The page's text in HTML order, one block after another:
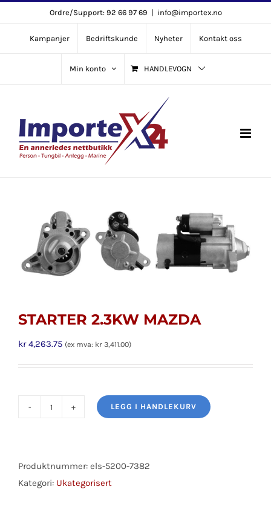
content
Ordre/Support: 92 66 97 69 | info@importex.no
Kampanjer Bedriftskunde Nyheter Kontakt oss
Min konto HANDLEVOGN
STARTER 2.3KW MAZDA
kr4,263.75 (ex mva: kr 3,411.00)
antall
LEGG I HANDLEKURV
Produktnummer: els-5200-7382
Kategori: Ukategorisert